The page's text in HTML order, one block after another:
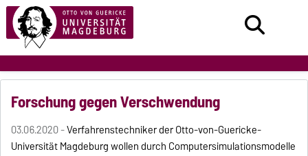
Forschung gegen Verschwendung
03.06.2020 -Verfahrenstechniker der Otto-von-Guericke-
Universität Magdeburg wollen durch Computersimulationsmodelle